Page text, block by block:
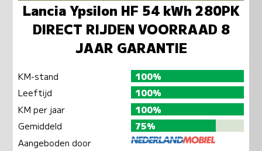
Lancia Ypsilon HF 54 kWh 280PK
DIRECT RIJDEN VOORRAAD 8
JAAR GARANTIE
KM-stand
100%
Leeftijd
100%
KM per jaar
100%
Gemiddeld
75%
Aangeboden door